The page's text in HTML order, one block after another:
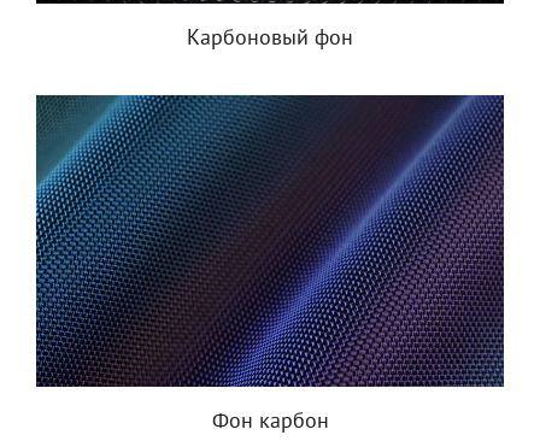
Карбоновый фон
Фон карбон